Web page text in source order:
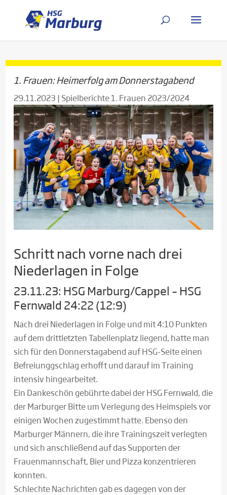
1. Frauen: Heimerfolg am Donnerstagabend
29.11.2023 | Spielberichte 1. Frauen 2023/2024
Schritt nach vorne nach drei
Niederlagen in Folge
23.11.23: HSG Marburg/Cappel – HSG
Fernwald 24:22 (12:9)
Nach drei Niederlagen in Folge und mit 4:10 Punkten
auf dem drittletzten Tabellenplatz liegend, hatte man
sich für den Donnerstagabend auf HSG-Seite einen
Befreiunggschlag erhofft und darauf im Training
intensiv hingearbeitet.
Ein Dankeschön gebührte dabei der HSG Fernwald, die
der Marburger Bitte um Verlegung des Heimspiels vor
einigen Wochen zugestimmt hatte. Ebenso den
Marburger Männern, die ihre Trainingszeit verlegten
und sich anschließend auf das Supporten der
Frauenmannschaft, Bier und Pizza konzentrieren
konnten.
Schlechte Nachrichten gab es dagegen von der